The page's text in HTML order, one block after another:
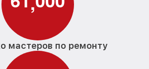
мастеров по ремонту